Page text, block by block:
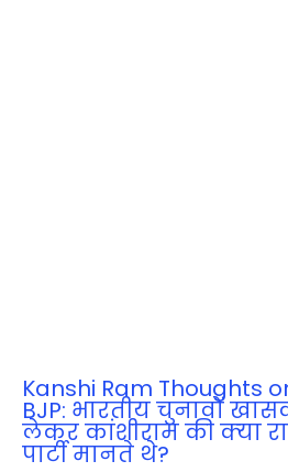
Kanshi Ram Thoughts
BJP: भारतीय चुनावों
लेकर कांशीराम की क्‍या
पार्टी मानते थे?